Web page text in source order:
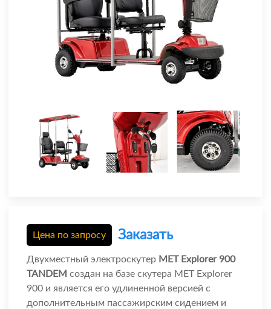
Цена по запросу Заказать
Двухместный электроскутер MET Explorer 900
TANDEM создан на базе скутера MET Explorer
900 и является его удлиненной версией с
дополнительным пассажирским сидением и